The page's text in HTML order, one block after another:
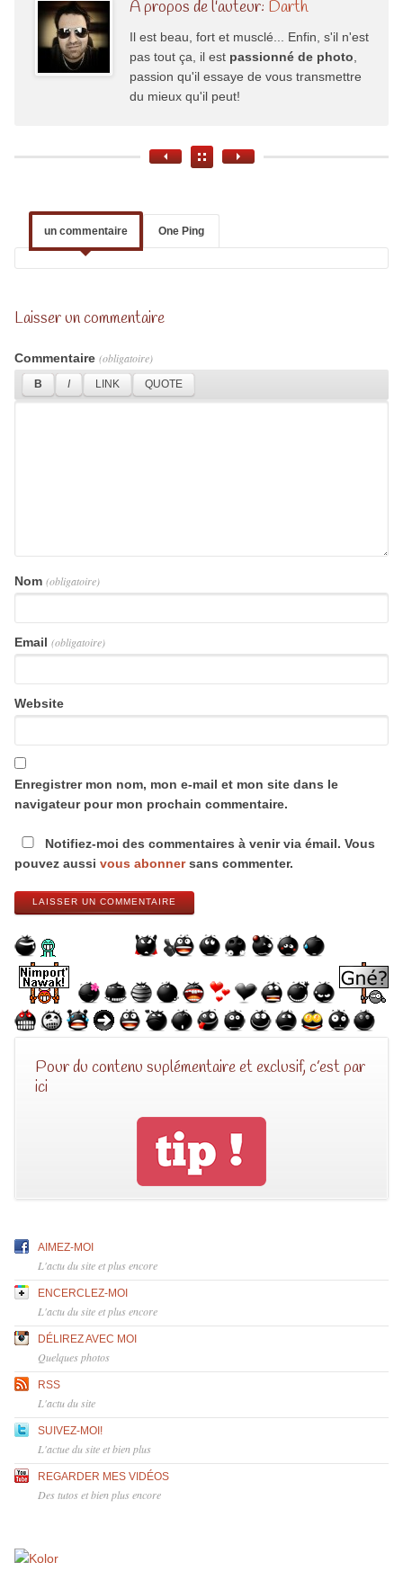
À propos de l'auteur: Darth
Il est beau, fort et musclé... Enfin, s'il n'est
pas tout ça, il est passionné de photo
passion qu'il essaye de vous transmettre
du mieux qu'il peut!
un commentaire One Ping
Laisser un commentaire
Commentaire (obligatoire)
Nom (obligatoire)
Email (obligatoire)
Website
Enregistrer mon nom, mon e-mail et mon site dans le
navigateur pour mon prochain commentaire.
Notifiez-moi des commentaires à venir via émail. Vous
pouvez aussi vous abonnersans commenter.
LAISSER UN COMMENTAIRE
Pour du contenu suplémentaire et exclusif, c’est par
ici
AIMEZ-MOI
L'actu du site et plus encore
ENCERCLEZ-MOI
L'actu du site et plus encore
DÉLIREZ AVEC MOI
Quelques photos
RSS
L'actu du site
SUIVEZ-MOI!
L'actue du site et bien plus
REGARDER MES VIDÉOS
Des tutos et bien plus encore